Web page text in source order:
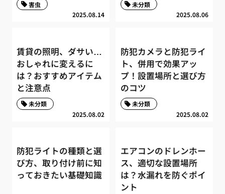
2025.08.14
害虫
2025.08.06
未分類
賃貸の照明、ダサい…
おしゃれに変えるに
は？おすすめアイテム
と注意点
2025.08.02
未分類
防犯カメラと防犯ライ
ト、併用で効果アッ
プ！設置場所と選び方
のコツ
2025.08.02
未分類
防犯ライトの種類と選
び方、取り付け前に知
っておきたい基礎知識
エアコンのドレンホー
ス、適切な設置場所
は？水漏れを防ぐポイ
ント